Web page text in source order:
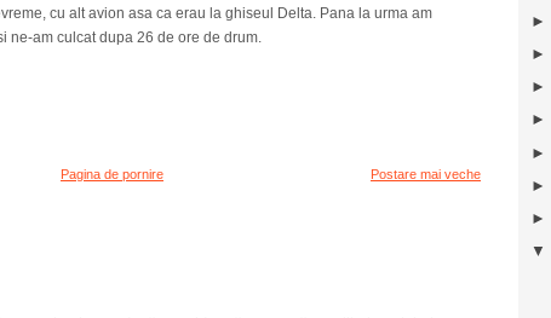
cu alt avion asa ca erau la ghiseul Delta. Pana la urma am
ne-am culcat dupa 26 de ore de drum.
Postare mai veche
Pagina de pornire
►
►
►
►
►
►
►
▼